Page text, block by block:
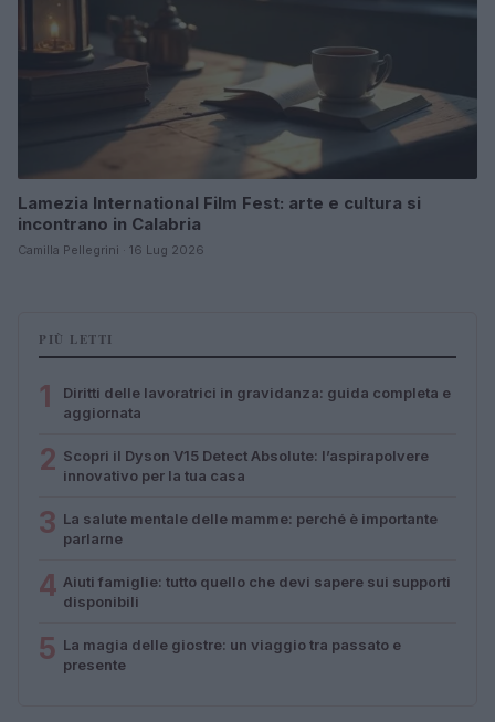
Lamezia International Film Fest: arte e cultura si
incontrano in Calabria
Camilla Pellegrini · 16 Lug 2026
PIÙ LETTI
1
Diritti delle lavoratrici in gravidanza: guida completa e
aggiornata
2 Scopri il Dyson V15 Detect Absolute: l’aspirapolvere
innovativo per la tua casa
3 La salute mentale delle mamme: perché è importante
parlarne
4 Aiuti famiglie: tutto quello che devi sapere sui supporti
disponibili
5 La magia delle giostre: un viaggio tra passato e
presente